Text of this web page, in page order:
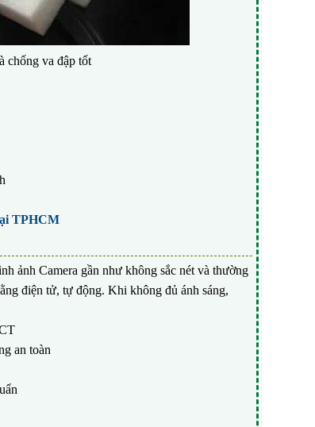
chống va đập tốt
TPHCM
ảnh Camera gần như không sắc nét và thường
điện tử, tự động. Khi không đủ ánh sáng,
an toàn